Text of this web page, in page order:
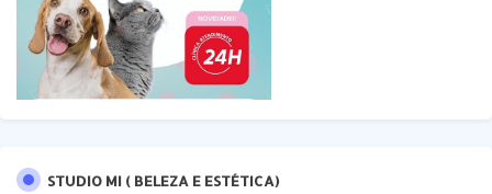
STUDIO MI ( BELEZA E ESTÉTICA)